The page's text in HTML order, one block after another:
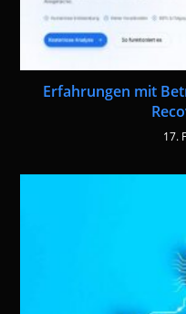
Erfahrungen mit
17.